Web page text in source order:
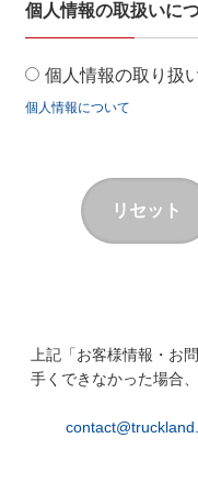
個人情報の取扱いに
個人情報の取り扱
個人情報について
上記「お客様情報・お
手くできなかった場合